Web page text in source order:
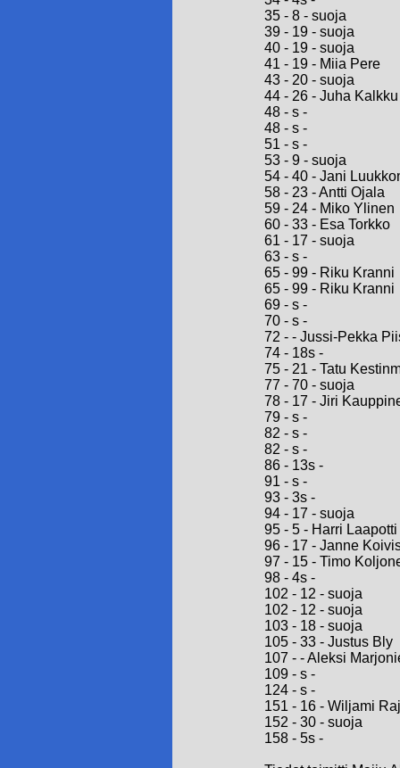
35 - 8 - suoja
39 - 19 - suoja
40 - 19 - suoja
41 - 19 - Miia Pere
43 - 20 - suoja
44 - 26 - Juha Kalkku
48 - s -
48 - s -
51 - s -
53 - 9 - suoja
54 - 40 - Jani
58 - 23 - Antti Ojala
59 - 24 - Miko Ylinen
60 - 33 - Esa Torkko
61 - 17 - suoja
63 - s -
65 - 99 - Riku Kranni
65 - 99 - Riku Kranni
69 - s -
70 - s -
72 - - Jussi-Pekka
74 - 18s -
75 - 21 - Tatu
77 - 70 - suoja
78 - 17 - Jiri
79 - s -
82 - s -
82 - s -
86 - 13s -
91 - s -
93 - 3s -
94 - 17 - suoja
95 - 5 - Harri Laapotti
96 - 17 - Janne
97 - 15 - Timo
98 - 4s -
102 - 12 - suoja
102 - 12 - suoja
103 - 18 - suoja
105 - 33 - Justus Bly
107 - - Aleksi
109 - s -
124 - s -
151 - 16 - Wiljami
152 - 30 - suoja
158 - 5s -